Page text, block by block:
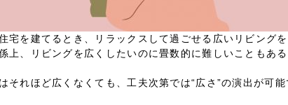
宅を建てるとき、リラックスして過ごせる広いリビング
上、リビングを広くしたいのに畳数的に難しいこともあ
それほど広くなくても、工夫次第では“広さ”の演出が可